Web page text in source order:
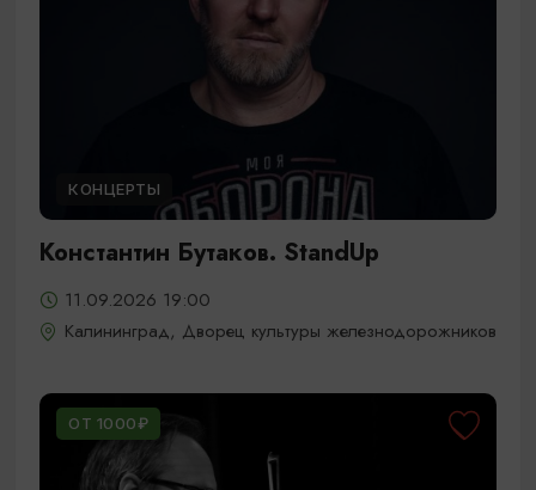
КОНЦЕРТЫ
Константин Бутаков. StandUp
11.09.2026 19:00
Калининград, Дворец культуры железнодорожников
ОТ 1000₽